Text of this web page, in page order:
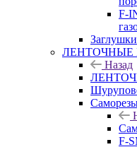
F-
Заглушки
ЛЕНТОЧНЫЕ
Назад
F-